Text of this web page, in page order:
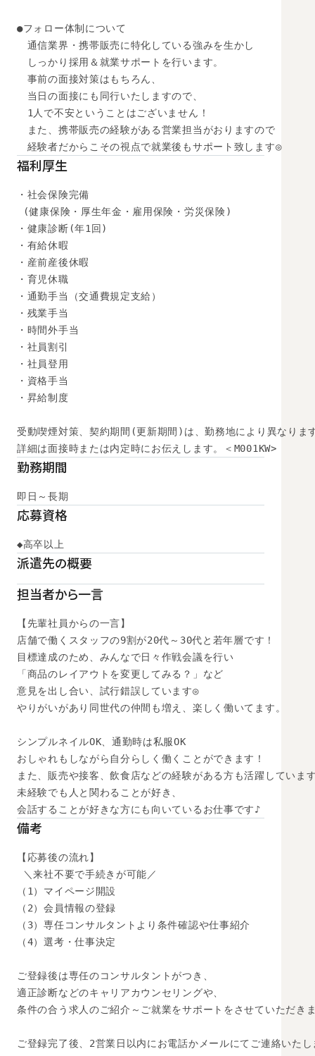
●フォロー体制について
通信業界・携帯販売に特化している強みを生かし
しっかり採用＆就業サポートを行います。
事前の面接対策はもちろん、
当日の面接にも同行いたしますので、
1人で不安ということはございません！
また、携帯販売の経験がある営業担当がおりますので
経験者だからこその視点で就業後もサポート致します◎
福利厚生
・社会保険完備
(健康保険・厚生年金・雇用保険・労災保険)
・健康診断(年1回)
・有給休暇
・産前産後休暇
・育児休職
・通勤手当（交通費規定支給）
・残業手当
・時間外手当
・社員割引
・社員登用
・資格手当
・昇給制度
受動喫煙対策、契約期間(更新期間)は、勤務地により異なりま
詳細は面接時または内定時にお伝えします。＜M001KW>
勤務期間
即日～長期
応募資格
◆高卒以上
派遣先の概要
担当者から一言
【先輩社員からの一言】
店舗で働くスタッフの9割が20代～30代と若年層です！
目標達成のため、みんなで日々作戦会議を行い
「商品のレイアウトを変更してみる？」など
意見を出し合い、試行錯誤しています◎
やりがいがあり同世代の仲間も増え、楽しく働いてます。
シンプルネイルOK、通勤時は私服OK
おしゃれもしながら自分らしく働くことができます！
また、販売や接客、飲食店などの経験がある方も活躍していま
未経験でも人と関わることが好き、
会話することが好きな方にも向いているお仕事です♪
備考
【応募後の流れ】
＼来社不要で手続きが可能／
（1）マイページ開設
（2）会員情報の登録
（3）専任コンサルタントより条件確認や仕事紹介
（4）選考・仕事決定
ご登録後は専任のコンサルタントがつき、
適正診断などのキャリアカウンセリングや、
条件の合う求人のご紹介～ご就業をサポートをさせていただき
ご登録完了後、2営業日以内にお電話かメールにてご連絡いたし